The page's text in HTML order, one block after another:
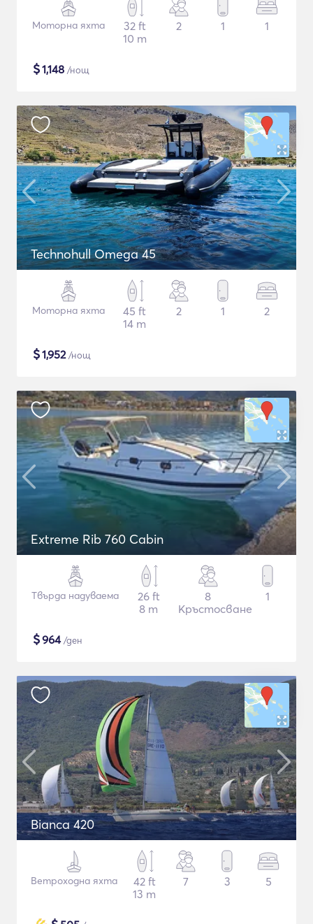
Моторна яхта
32 ft
10 m
2 1 1
$1,148 /нощ
Technohull Omega 45
Моторна яхта
45 ft
14 m
2 1 2
$1,952/нощ
Extreme Rib 760 Cabin
Твърда надуваема
26 ft
8 m
8
Кръстосване
1
$964/ден
Bianca 420
Ветроходна яхта
42 ft
13 m
7 3 5